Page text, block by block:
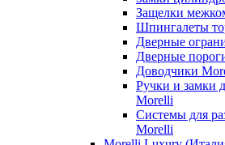
Защелки
Шпингалеты
Дверные
Дверные
Доводчики
Ручки и замки
Morelli
Системы для
Morelli